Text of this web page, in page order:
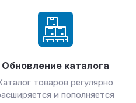
Обновление каталога
товаров регулярно
и пополняется